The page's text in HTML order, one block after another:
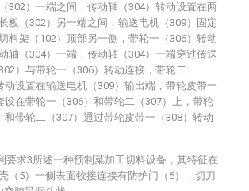
302）一端之间，传动轴（304）转动设置在两
板（302）另一端之间，输送电机（309）固定
料架（102）顶部另一侧，带轮一（306）转动
轴（304）一端，传动轴（304）一端穿过传送
）与带轮一（306）转动连接，带轮二
动设置在输送电机（309）输出端，带轮皮带一
设在带轮一（306）和带轮二（307）上，带轮
和带轮二（307）通过带轮皮带一（308）转动
要求3所述一种预制菜加工切料设备，其特征在
（5）一侧表面铰接连接有防护门（6），切刀